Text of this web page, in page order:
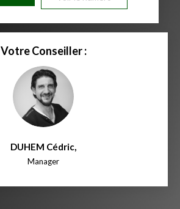
Votre Conseiller :
DUHEM Cédric,
Manager